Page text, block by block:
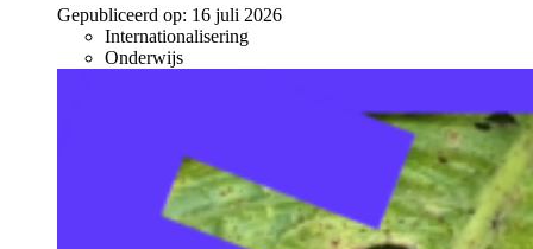
Gepubliceerd op: 16 juli 2026
Internationalisering
Onderwijs